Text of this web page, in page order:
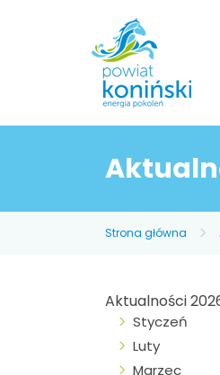
Strona główna
Aktualności
Styczeń
Luty
Marzec